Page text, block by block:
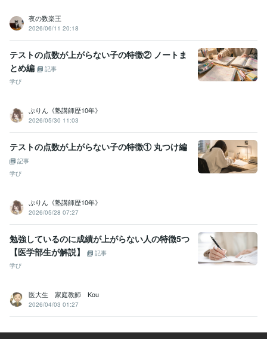
夜の数楽王
2026/06/11 20:18
テストの点数が上がらない子の特徴② ノートま
とめ編
記事
学び
ぷりん《塾講師歴10年》
2026/05/30 11:03
テストの点数が上がらない子の特徴① 丸つけ編
記事
学び
ぷりん《塾講師歴10年》
2026/05/28 07:27
勉強しているのに成績が上がらない人の特徴5つ
【医学部生が解説】
記事
学び
医大生 家庭教師 Kou
2026/04/03 01:27